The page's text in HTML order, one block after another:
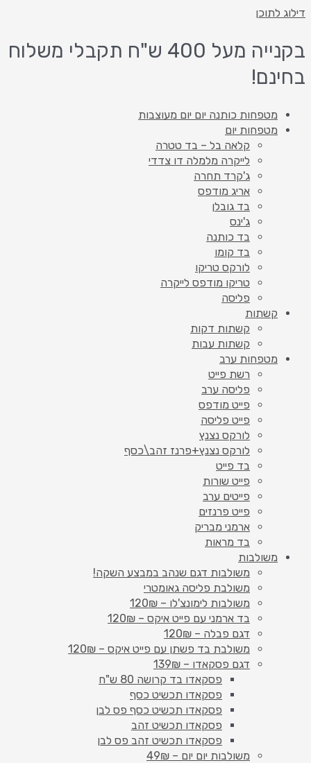
דילוג לתוכן
בקנייה מעל 400 ש"ח תקבלי משלוח
בחינם!
מטפחות כותנה יום יום מעוצבות
מטפחות יום
קלאה בל – בד טטרה
לייקרה מלמלה דו צדדי
ג'קרד תחרה
אריג מודפס
בד גובלן
ג'ינס
בד כותנה
בד קומו
לורקס טריקו
טריקו מודפס לייקרה
פליסה
קשתות
קשתות דקות
קשתות עבות
מטפחות ערב
רשת פייט
פליסה ערב
פייט מודפס
פייט פליסה
לורקס נצנץ
לורקס נצנץ+פרנז זהב\כסף
בד פייט
פייט שורות
פייטים ערב
פייט פרנזים
ארמני מבריק
בד מראות
משולבות
משולבות דגם שנהב במבצע השקה!
משולבת פליסה גאומטרי
משולבות לימונצ'לו – 120₪
בד ארמני עם פייט איקס – 120₪
דגם פבלה – 120₪
משולבת בד פשתן עם פייט איקס – 120₪
דגם פסקאדו – 139₪
פסקאדו בד קרושה 80 ש"ח
פסקאדו תכשיט כסף
פסקאדו תכשיט כסף פס לבן
פסקאדו תכשיט זהב
פסקאדו תכשיט זהב פס לבן
משולבות יום יום – 49₪